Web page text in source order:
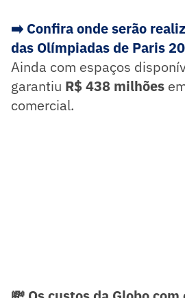
➡️ Confira onde serão
das Olímpiadas de Paris
Ainda com espaços
garantiu R$ 438 milhões
comercial.